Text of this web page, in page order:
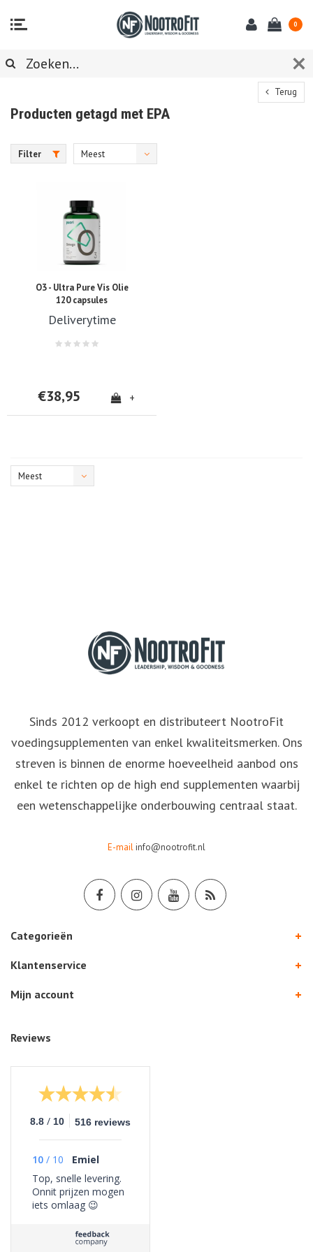
0
Terug
Producten getagd met EPA
Filter
Meest
O3 - Ultra Pure Vis Olie
120 capsules
Deliverytime
€38,95 +
Meest
Sinds 2012 verkoopt en distributeert NootroFit
voedingsupplementen van enkel kwaliteitsmerken. Ons
streven is binnen de enorme hoeveelheid aanbod ons
enkel te richten op de high end supplementen waarbij
een wetenschappelijke onderbouwing centraal staat.
E-mailinfo@nootrofit.nl
Categorieën
Klantenservice
Mijn account
Reviews
8.8 / 10 516 reviews
10 / 10
Emiel
Top, snelle levering.
Onnit prijzen mogen
iets omlaag 😉